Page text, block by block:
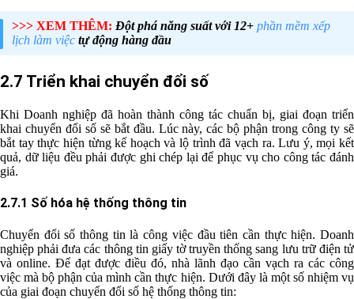
>>> XEM THÊM: Đột phá năng suất với 12+ phần mềm xếp
lịch làm việc tự động hàng đầu
2.7 Triển khai chuyển đổi số
Khi Doanh nghiệp đã hoàn thành công tác chuẩn bị, giai đoạn triển
khai chuyển đổi số sẽ bắt đầu. Lúc này, các bộ phận trong công ty sẽ
bắt tay thực hiện từng kế hoạch và lộ trình đã vạch ra. Lưu ý, mọi kết
quả, dữ liệu đều phải được ghi chép lại để phục vụ cho công tác đánh
giá.
2.7.1 Số hóa hệ thống thông tin
Chuyển đổi số thông tin là công việc đầu tiên cần thực hiện. Doanh
nghiệp phải đưa các thông tin giấy tờ truyền thống sang lưu trữ điện tử
và online. Để đạt được điều đó, nhà lãnh đạo cần vạch ra các công
việc mà bộ phận của mình cần thực hiện. Dưới đây là một số nhiệm vụ
của giai đoạn chuyển đổi số hệ thống thông tin: